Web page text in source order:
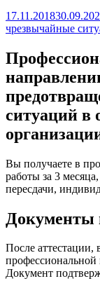
17.11.2018
чрезвычайные
ситуаций в
Вы получаете в
работы за 3
пересдачи,
Документы
После аттестации,
профессиональной
Документ